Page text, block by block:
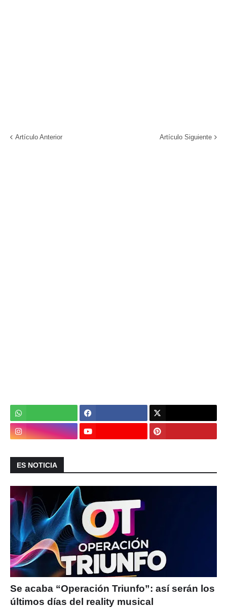
Artículo Anterior Artículo Siguiente
ES NOTICIA
Se acaba “Operación Triunfo”: así serán los
últimos días del reality musical